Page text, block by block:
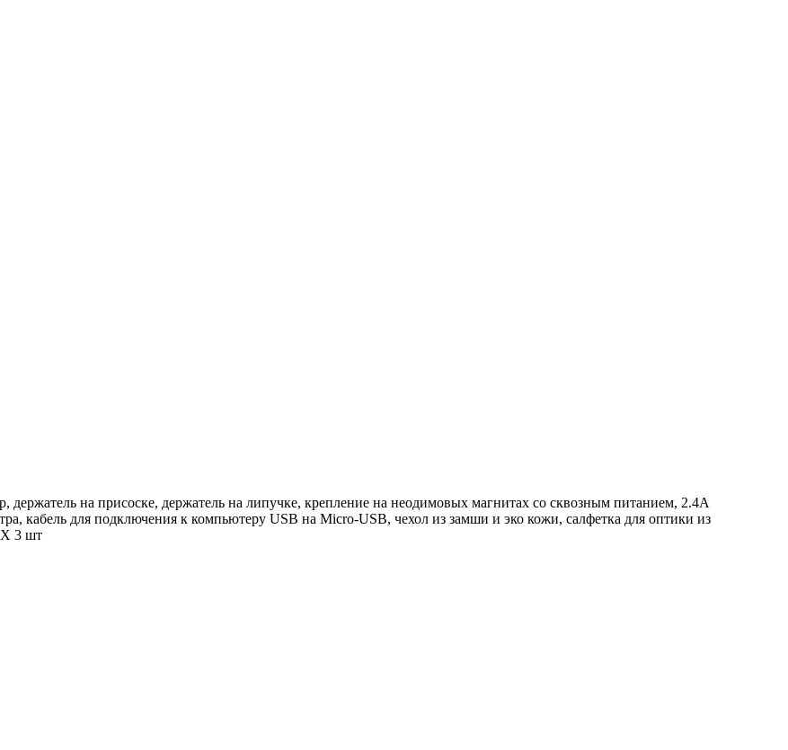
на присоске, держатель на липучке, крепление на неодимовых магнитах со сквозным питанием, 2.4А
кабель для подключения к компьютеру USB на Micro-USB, чехол из замши и эко кожи, салфетка для оптики из
Х 3 шт